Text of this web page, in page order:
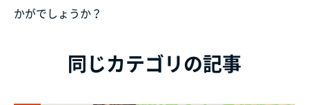
かがでしょうか？
同じカテゴリの記事